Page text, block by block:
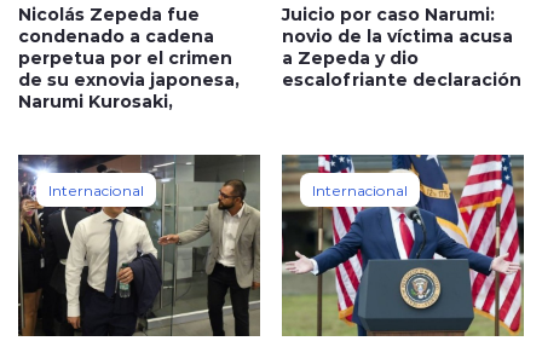
Nicolás Zepeda fue
condenado a cadena
perpetua por el crimen
de su exnovia japonesa,
Narumi Kurosaki,
Juicio por caso Narumi:
novio de la víctima acusa
a Zepeda y dio
escalofriante declaración
Internacional Internacional